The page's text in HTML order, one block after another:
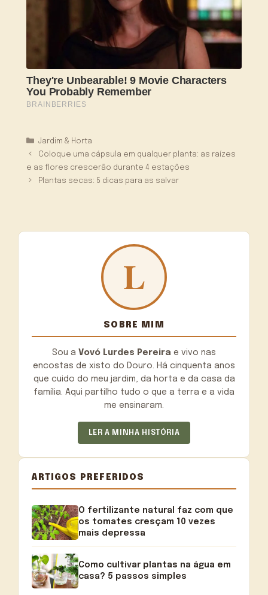
Categorias
Jardim & Horta
Coloque uma cápsula em qualquer planta: as raízes
e as flores crescerão durante 4 estações
Plantas secas: 5 dicas para as salvar
SOBRE MIM
Sou a Vovó Lurdes Pereira e vivo nas
encostas de xisto do Douro. Há cinquenta anos
que cuido do meu jardim, da horta e da casa da
família. Aqui partilho tudo o que a terra e a vida
me ensinaram.
LER A MINHA HISTÓRIA
ARTIGOS PREFERIDOS
O fertilizante natural faz com que
os tomates cresçam 10 vezes
mais depressa
Como cultivar plantas na água em
casa? 5 passos simples